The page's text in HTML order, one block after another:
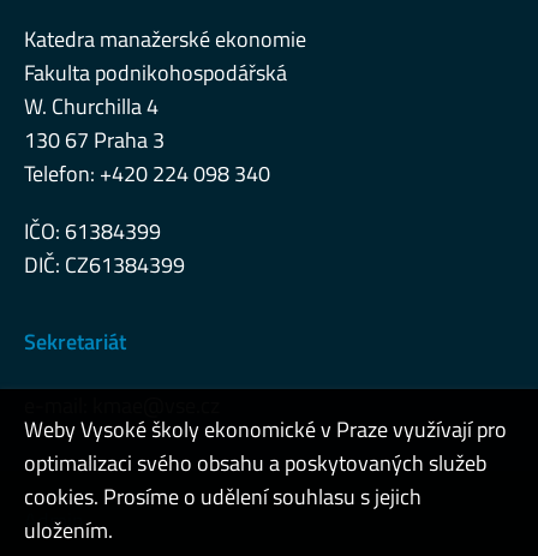
Katedra manažerské ekonomie
Fakulta podnikohospodářská
W. Churchilla 4
130 67 Praha 3
Telefon: +420 224 098 340
IČO: 61384399
DIČ: CZ61384399
Sekretariát
Admin
Weby Vysoké školy ekonomické v Praze využívají pro
optimalizaci svého obsahu a poskytovaných služeb
cookies. Prosíme o udělení souhlasu s jejich
uložením.